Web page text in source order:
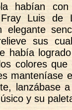
habían
Fray Luis de
elegante
sus
había
colores
manteníase
lanzábase
y su